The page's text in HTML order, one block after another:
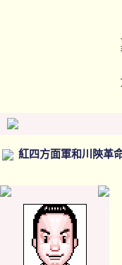
紅四方面軍和川陝革